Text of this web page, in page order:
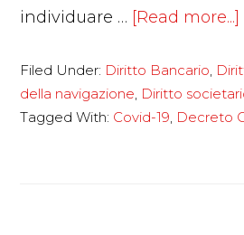
individuare … [Read more...]
Filed Under: Diritto Bancario,
della navigazione, Diritto
Tagged With: Covid-19, Decreto